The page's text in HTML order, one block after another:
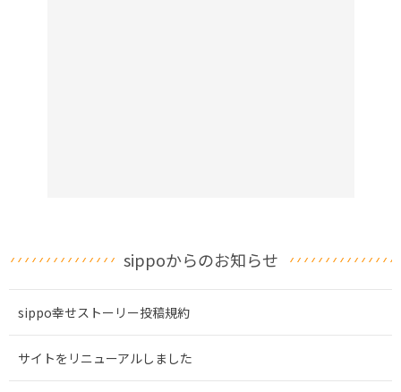
sippoからのお知らせ
sippo幸せストーリー投稿規約
サイトをリニューアルしました